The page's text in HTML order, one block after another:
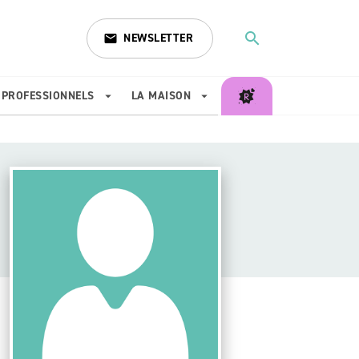
email NEWSLETTER search
PROFESSIONNELS arrow_drop_down LA MAISON arrow_drop_down
search